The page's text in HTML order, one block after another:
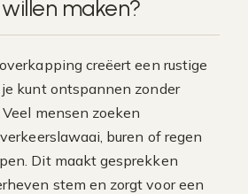
maken?
creëert een rustige
kunt ontspannen zonder
mensen zoeken
buren of regen
Dit maakt gesprekken
stem en zorgt voor een